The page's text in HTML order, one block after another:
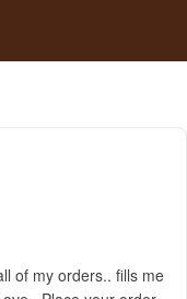
of my orders.. fills me